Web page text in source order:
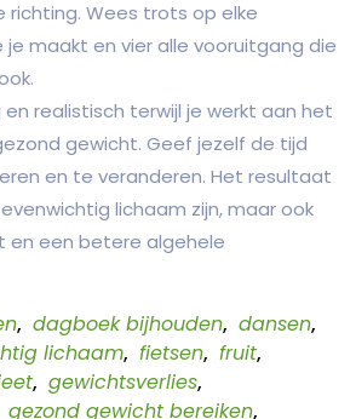
richting. Wees trots op elke
je maakt en vier alle vooruitgang die
realistisch terwijl je werkt aan het
gewicht. Geef jezelf de tijd
en te veranderen. Het resultaat
lichaam zijn, maar ook
en een betere algehele
, dagboek bijhouden, dansen,
lichaam, fietsen, fruit,
, gewichtsverlies,
gezond gewicht bereiken,